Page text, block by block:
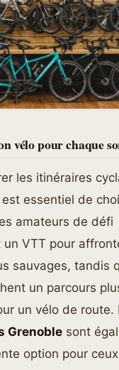
vélo pour chaque
les itinéraires
essentiel de
amateurs de défi
un VTT pour
sauvages, tandis
un parcours
un vélo de
Grenoble sont
option pour